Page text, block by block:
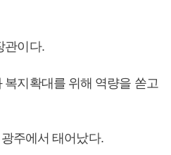
관이다.
복지확대를 위해 역량을 쏟고
주에서 태어났다.